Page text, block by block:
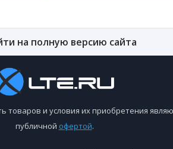
на полную версию сайта
товаров и условия их приобретения
публичной офертой.